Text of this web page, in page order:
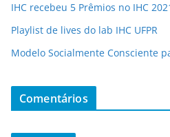
IHC recebeu 5 Prêmios no IHC
Playlist de lives do lab IHC UFPR
Modelo Socialmente Consciente
Comentários